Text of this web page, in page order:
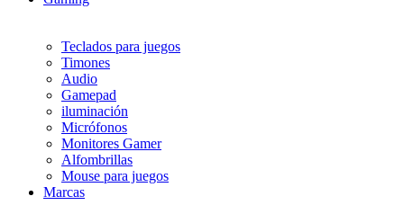
Teclados para juegos
Timones
Audio
Gamepad
iluminación
Micrófonos
Monitores Gamer
Alfombrillas
Mouse para juegos
Marcas